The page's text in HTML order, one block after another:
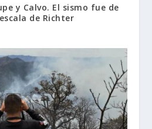
y Calvo. El sismo fue de
de Richter